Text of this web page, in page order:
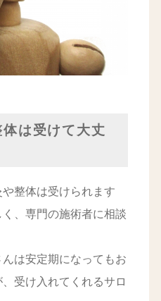
は受けて大丈
整体は受けられます
、専門の施術者に相談
は安定期になってもお
受け入れてくれるサロ